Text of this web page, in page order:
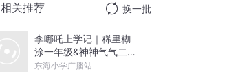
相关推荐 换一批
李哪吒上学记｜稀里糊
涂一年级&神神气气二年
级
东海小学广播站